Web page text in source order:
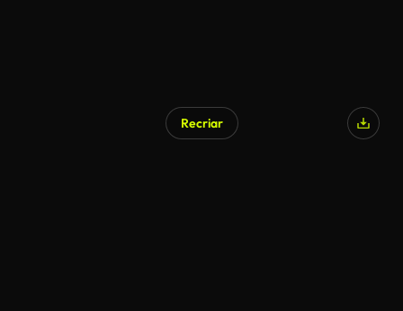
Recriar